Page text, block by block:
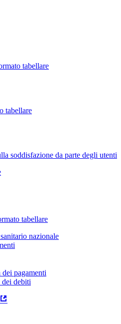
tabellare
tabellare
soddisfazione da parte degli utenti
tabellare
nazionale
pagamenti
dei debiti